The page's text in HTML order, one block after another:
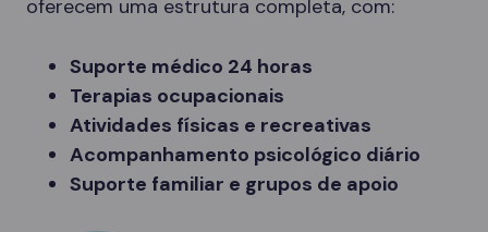
oferecem uma estrutura completa, com:
Suporte médico 24 horas
Terapias ocupacionais
Atividades físicas e recreativas
Acompanhamento psicológico diário
Suporte familiar e grupos de apoio